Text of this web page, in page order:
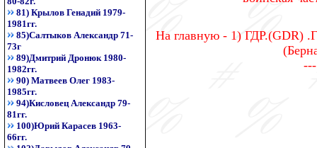
81) Крылов Генадий 1979-
1981гг.
85)Салтыков Александр 71-
73г
89)Дмитрий Дронюк 1980-
1982гг.
90) Матвеев Олег 1983-
1985гг.
94)Кисловец Александр 79-
81гг.
100)Юрий Карасев 1963-
66гг.
На главную - 1) ГДР.(GDR)